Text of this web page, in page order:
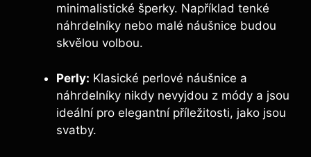
minimalistické šperky. Například tenké
náhrdelníky nebo malé náušnice budou
skvělou volbou.
Perly: Klasické perlové náušnice a
náhrdelníky nikdy nevyjdou z módy a jsou
ideální pro elegantní příležitosti, jako jsou
svatby.